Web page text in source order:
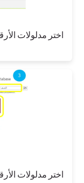
اختر مدلولات
اختر مدلولات